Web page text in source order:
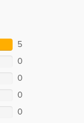
5
0
0
0
0